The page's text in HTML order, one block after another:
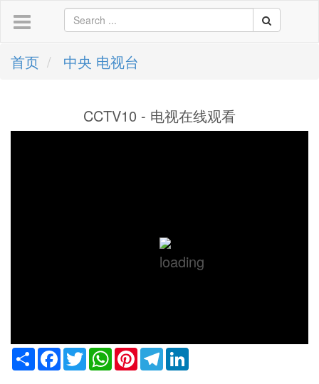
首页 中央 电视台
CCTV10 - 电视在线观看
ShareFacebook
TwitterWhatsApp
PinterestTelegram